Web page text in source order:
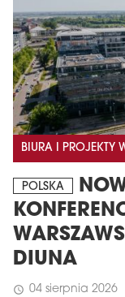
BIURA I PROJEKTY
POLSKA
DIUNA
schedule 04 sierpnia 2026